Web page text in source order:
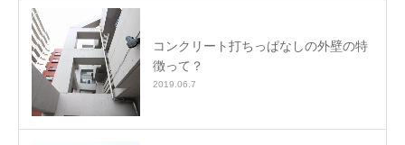
コンクリート打ちっぱなしの外壁の特
徴って？
2019.06.7